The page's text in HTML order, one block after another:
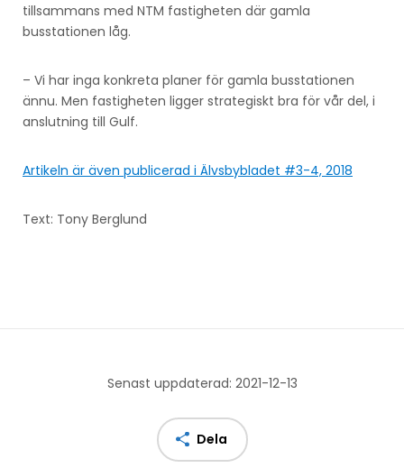
tillsammans med NTM fastigheten där gamla
busstationen låg.
– Vi har inga konkreta planer för gamla busstationen
ännu. Men fastigheten ligger strategiskt bra för vår del, i
anslutning till Gulf.
Artikeln är även publicerad i Älvsbybladet #3-4, 2018
Text: Tony Berglund
Senast uppdaterad: 2021-12-13
Dela